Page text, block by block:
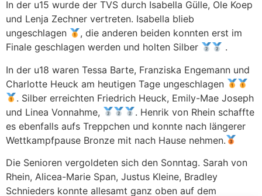
In der u15 wurde der TVS durch Isabella Gülle, Ole Koep
und Lenja Zechner vertreten. Isabella blieb
ungeschlagen
, die anderen beiden konnten erst im
Finale geschlagen werden und holten Silber
.
In der u18 waren Tessa Barte, Franziska Engemann und
Charlotte Heuck am heutigen Tage ungeschlagen
. Silber erreichten Friedrich Heuck, Emily-Mae Joseph
und Linea Vonnahme,
. Henrik von Rhein schaffte
es ebenfalls aufs Treppchen und konnte nach längerer
Wettkampfpause Bronze mit nach Hause nehmen.
Die Senioren vergoldeten sich den Sonntag. Sarah von
Rhein, Alicea-Marie Span, Justus Kleine, Bradley
Schnieders konnte allesamt ganz oben auf dem